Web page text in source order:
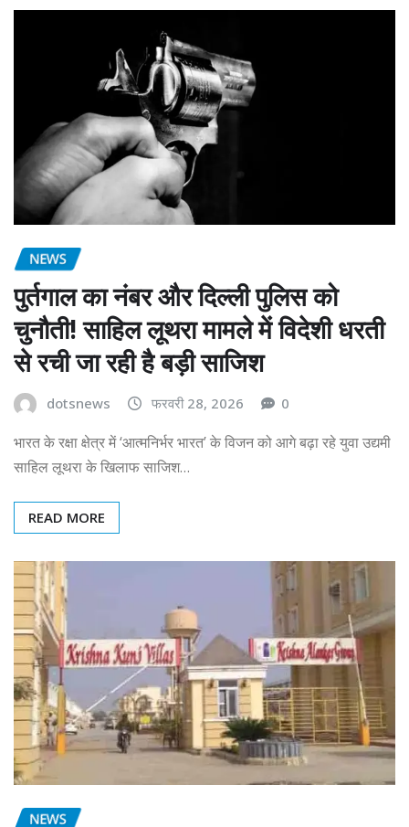
NEWS
पुर्तगाल का नंबर और दिल्ली पुलिस को
चुनौती! साहिल लूथरा मामले में विदेशी धरती
से रची जा रही है बड़ी साजिश
dotsnews फरवरी 28, 2026 0
भारत के रक्षा क्षेत्र में ‘आत्मनिर्भर भारत’ के विजन को आगे बढ़ा रहे युवा उद्यमी
साहिल लूथरा के खिलाफ साजिश…
READ MORE
NEWS